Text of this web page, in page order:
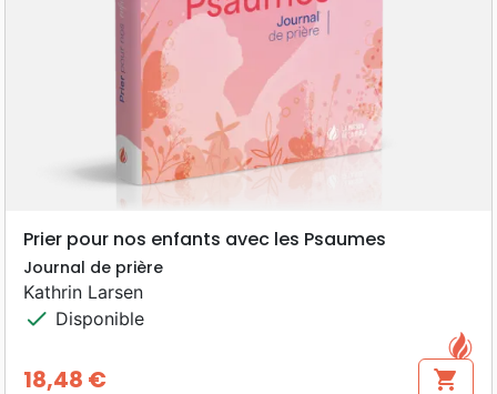
Prier pour nos enfants avec les Psaumes
Journal de prière
Kathrin Larsen
check Disponible
18,48 € shopping_cart